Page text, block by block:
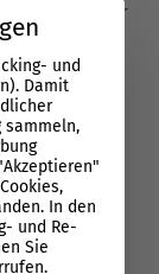
mehr Zeit für
– und dein
und
Damit
sammeln,
In den
und Re-
Sie